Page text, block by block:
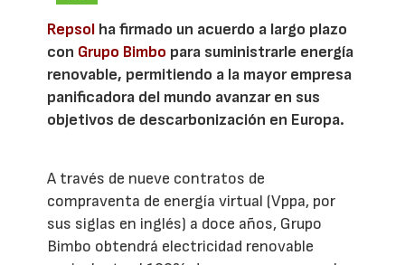
Repsol ha firmado un acuerdo a largo plazo
con Grupo Bimbo para suministrarle energía
renovable, permitiendo a la mayor empresa
panificadora del mundo avanzar en sus
objetivos de descarbonización en Europa.
A través de nueve contratos de
compraventa de energía virtual (Vppa, por
sus siglas en inglés) a doce años, Grupo
Bimbo obtendrá electricidad renovable